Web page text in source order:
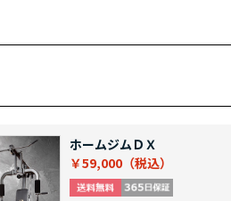
ホームジムＤＸ
￥59,000